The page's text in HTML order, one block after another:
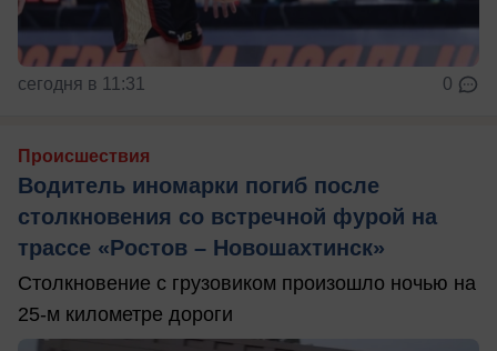
сегодня в 11:31 0
Происшествия
Водитель иномарки погиб после
столкновения со встречной фурой на
трассе «Ростов – Новошахтинск»
Столкновение с грузовиком произошло ночью на
25-м километре дороги